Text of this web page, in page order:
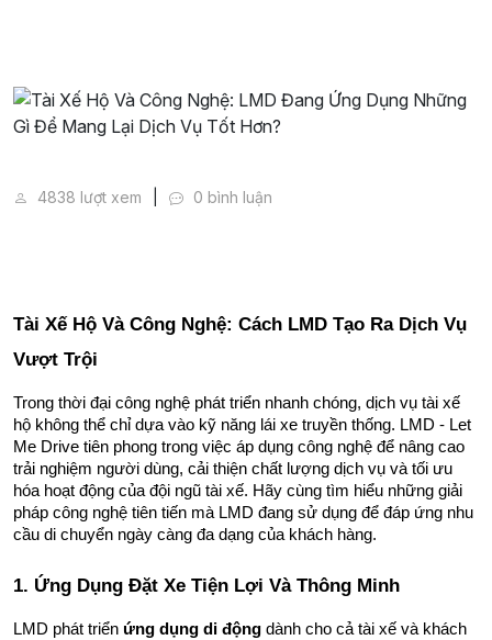
4838 lượt xem 0 bình luận
Tài Xế Hộ Và Công Nghệ: Cách LMD Tạo Ra Dịch Vụ
Vượt Trội
Trong thời đại công nghệ phát triển nhanh chóng, dịch vụ tài xế
hộ không thể chỉ dựa vào kỹ năng lái xe truyền thống. LMD - Let
Me Drive tiên phong trong việc áp dụng công nghệ để nâng cao
trải nghiệm người dùng, cải thiện chất lượng dịch vụ và tối ưu
hóa hoạt động của đội ngũ tài xế. Hãy cùng tìm hiểu những giải
pháp công nghệ tiên tiến mà LMD đang sử dụng để đáp ứng nhu
cầu di chuyển ngày càng đa dạng của khách hàng.
1. Ứng Dụng Đặt Xe Tiện Lợi Và Thông Minh
LMD phát triển ứng dụng di động dành cho cả tài xế và khách